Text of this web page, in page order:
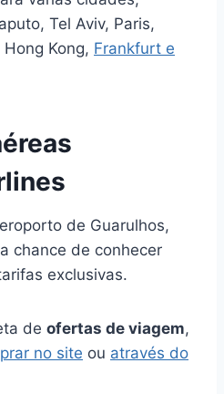
Tel Aviv, Paris,
Kong, Frankfurt e
de Guarulhos,
chance de conhecer
exclusivas.
de ofertas de viagem,
no site ou através do